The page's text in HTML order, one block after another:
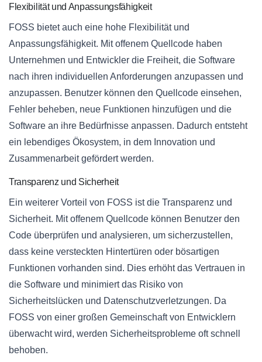
Flexibilität und Anpassungsfähigkeit
FOSS bietet auch eine hohe Flexibilität und
Anpassungsfähigkeit. Mit offenem Quellcode haben
Unternehmen und Entwickler die Freiheit, die Software
nach ihren individuellen Anforderungen anzupassen und
anzupassen. Benutzer können den Quellcode einsehen,
Fehler beheben, neue Funktionen hinzufügen und die
Software an ihre Bedürfnisse anpassen. Dadurch entsteht
ein lebendiges Ökosystem, in dem Innovation und
Zusammenarbeit gefördert werden.
Transparenz und Sicherheit
Ein weiterer Vorteil von FOSS ist die Transparenz und
Sicherheit. Mit offenem Quellcode können Benutzer den
Code überprüfen und analysieren, um sicherzustellen,
dass keine versteckten Hintertüren oder bösartigen
Funktionen vorhanden sind. Dies erhöht das Vertrauen in
die Software und minimiert das Risiko von
Sicherheitslücken und Datenschutzverletzungen. Da
FOSS von einer großen Gemeinschaft von Entwicklern
überwacht wird, werden Sicherheitsprobleme oft schnell
behoben.